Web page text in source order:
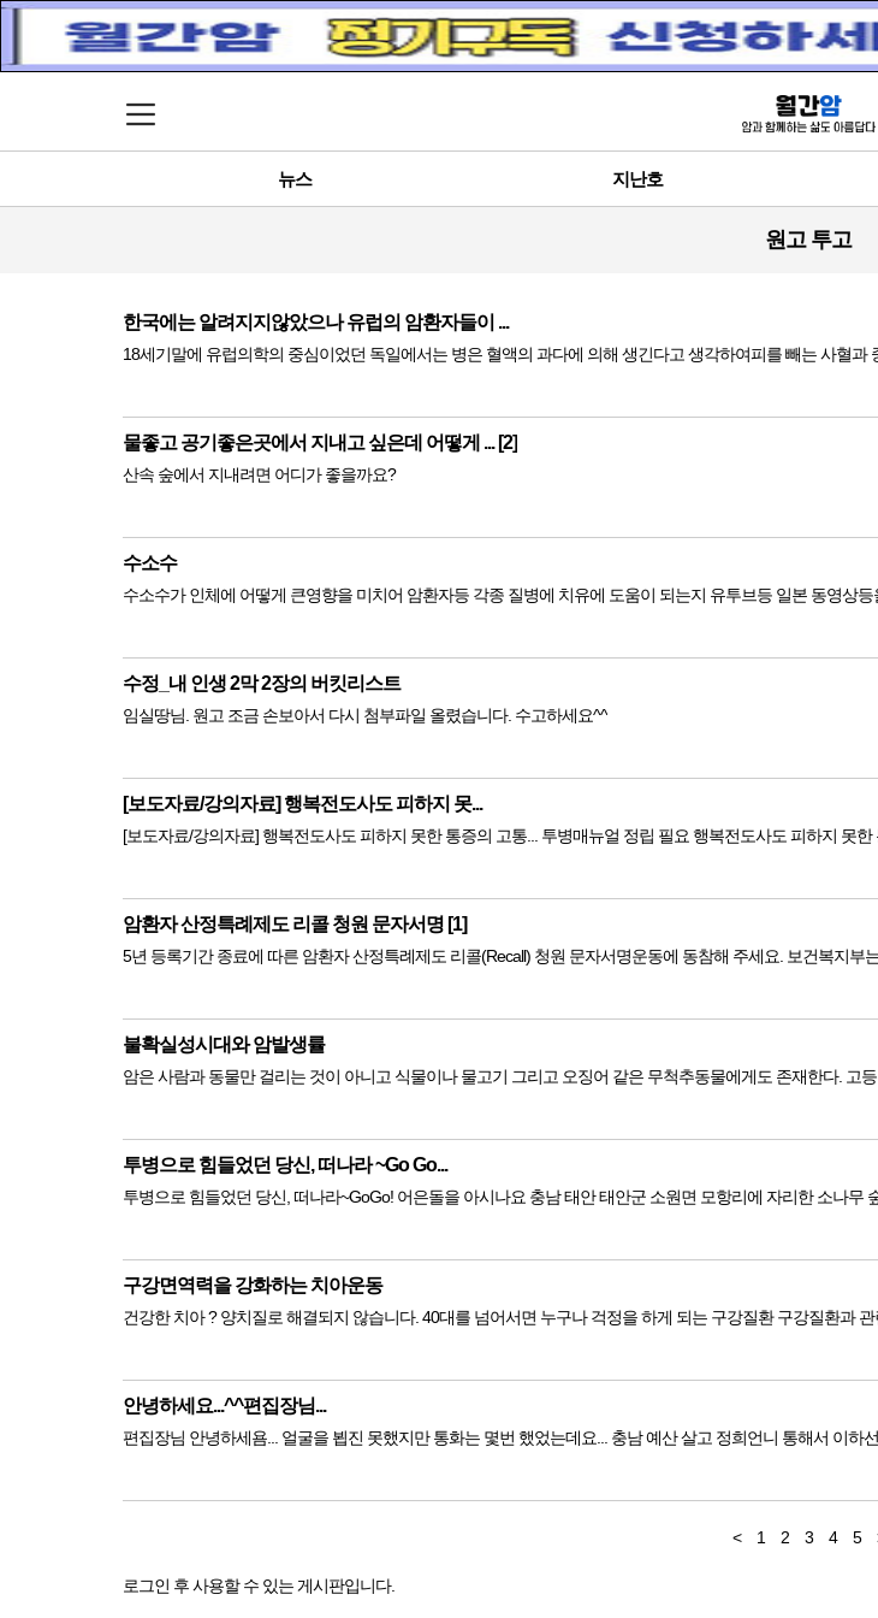
메뉴 열기
뉴스 지난호
원고 투고
한국에는 알려지지않았으나 유럽의 암환자들이 ...
18세기말에 유럽의학의 중심이었던 독일에서는 병은 혈액의 과다에 의해 생긴다고 생각하여피를 빼는 사
물좋고 공기좋은곳에서 지내고 싶은데 어떻게 ... [2]
산속 숲에서 지내려면 어디가 좋을까요?
수소수
수정_내 인생 2막 2장의 버킷리스트
임실땅님. 원고 조금 손보아서 다시 첨부파일 올렸습니다. 수고하세요^^
[보도자료/강의자료] 행복전도사도 피하지 못...
암환자 산정특례제도 리콜 청원 문자서명 [1]
5년 등록기간 종료에 따른 암환자 산
불확실성시대와 암발생률
암은 사람과 동물만 걸리는 것이 아니고 식물이나 물고기 그리고 오징어 같은 무척추동물에게도 존재한다. 고
투병으로 힘들었던 당신, 떠나라 ~Go Go...
투병으로 힘들었던 당신, 떠나라~GoGo! 어은돌을 아시나요 충남 태안 태안군 소원면 모항리에
구강면역력을 강화하는 치아운동
건강한 치아 ? 양치질로 해결되지 않습
안녕하세요...^^편집장님...
< 1 2 3 4 5
로그인 후 사용할 수 있는 게시판입니다.